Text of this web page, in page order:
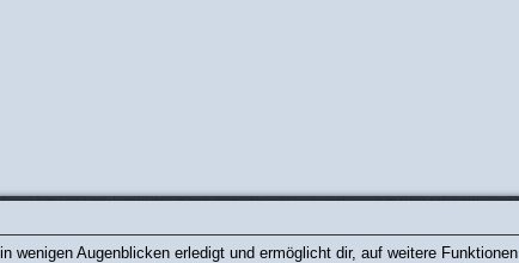
Augenblicken erledigt und ermöglicht dir, auf weitere Funktionen